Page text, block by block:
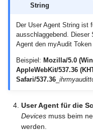
String
Der User Agent String ist
ausschlaggebend. Dieser
Agent den myAudit
Beispiel: Mozilla/5.0
AppleWebKit/537.36
Safari/537.36
User Agent für die
Devices muss beim
werden.